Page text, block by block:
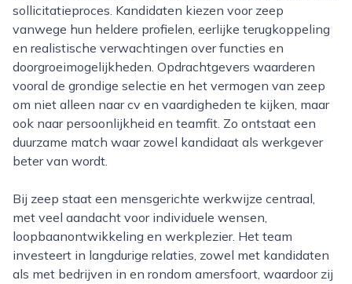
sollicitatieproces. Kandidaten kiezen voor zeep
vanwege hun heldere profielen, eerlijke terugkoppeling
en realistische verwachtingen over functies en
doorgroeimogelijkheden. Opdrachtgevers waarderen
vooral de grondige selectie en het vermogen van zeep
om niet alleen naar cv en vaardigheden te kijken, maar
ook naar persoonlijkheid en teamfit. Zo ontstaat een
duurzame match waar zowel kandidaat als werkgever
beter van wordt.
Bij zeep staat een mensgerichte werkwijze centraal,
met veel aandacht voor individuele wensen,
loopbaanontwikkeling en werkplezier. Het team
investeert in langdurige relaties, zowel met kandidaten
als met bedrijven in en rondom amersfoort, waardoor zij